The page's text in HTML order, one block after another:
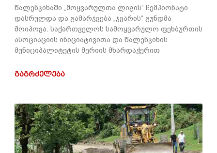
წალენჯიხაში „მოყვარულთა ლიგის“ ჩემპიონატი
დასრულდა და გამარჯვება „ჯვარის“ გუნდმა
მოიპოვა. საქართველოს სამოყვარულო ფეხბურთის
ასოციაციის ინიციატივითა და წალენჯიხის
მუნიციპალიტეტის მერიის მხარდაჭერით
ᲒᲐᲒᲠᲫᲔᲚᲔᲑᲐ